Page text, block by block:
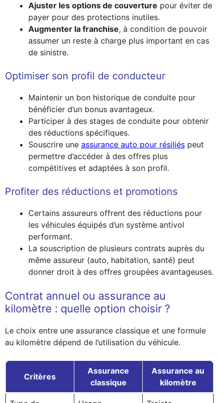
Ajuster les options de couverture pour éviter de
payer pour des protections inutiles.
Augmenter la franchise, à condition de pouvoir
assumer un reste à charge plus important en cas
de sinistre.
Optimiser son profil de conducteur
Maintenir un bon historique de conduite pour
bénéficier d’un bonus avantageux.
Participer à des stages de conduite pour obtenir
des réductions spécifiques.
Souscrire une assurance auto pour résiliés peut
permettre d’accéder à des offres plus
compétitives et adaptées à son profil.
Profiter des réductions et promotions
Certains assureurs offrent des réductions pour
les véhicules équipés d’un système antivol
performant.
La souscription de plusieurs contrats auprès du
même assureur (auto, habitation, santé) peut
donner droit à des offres groupées avantageuses.
Contrat annuel ou assurance au
kilomètre : quelle option choisir ?
Le choix entre une assurance classique et une formule
au kilomètre dépend de l’utilisation du véhicule.
Critères
Assurance
classique
Assurance au
kilomètre